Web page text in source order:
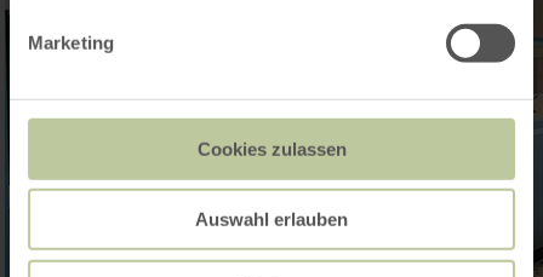
Marketing
Cookies zulassen
Auswahl erlauben